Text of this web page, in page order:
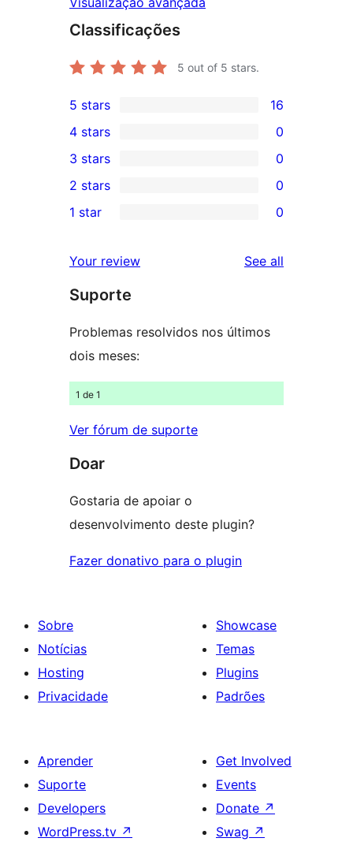
Classificações
5 out of 5 stars.
16
5-
star
reviews
5 stars 16
4-
star
reviews
4 stars 0
0
3-
star
3 stars 0
2-
reviews
2 stars 0
star
reviews
1 star 0
Your review See all
Suporte
Problemas resolvidos nos últimos
dois meses:
1 de 1
Ver fórum de suporte
Doar
Gostaria de apoiar o
desenvolvimento deste plugin?
Fazer donativo para o plugin
Sobre
Notícias
Hosting
Privacidade
Showcase
Temas
Plugins
Padrões
Aprender
Suporte
Developers
WordPress.tv ↗
Get Involved
Events
Donate ↗
Swag ↗